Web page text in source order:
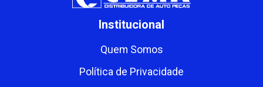
Institucional
Quem Somos
Política de Privacidade